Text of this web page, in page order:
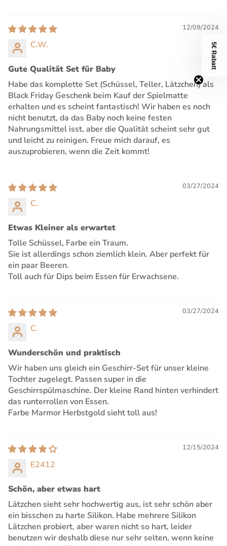
12/09/2024
C.W.
Gute Qualität Set für Baby
Habe das komplette Set (Schüssel, Teller, Lätzchen) als
Black Friday Geschenk beim Kauf der Spielmatte
erhalten und es scheint fantastisch! Wir haben es noch
nicht benutzt, da das Baby noch keine festen
Nahrungsmittel isst, aber die Qualität scheint sehr gut
und leicht zu reinigen. Freue mich darauf, es
auszuprobieren, wenn die Zeit kommt!
03/27/2024
C.
Etwas Kleiner als erwartet
Tolle Schüssel, Farbe ein Traum.
Sie ist allerdings schon ziemlich klein. Aber perfekt für
ein paar Beeren.
Toll auch für Dips beim Essen für Erwachsene.
03/27/2024
C.
Wunderschön und praktisch
Wir haben uns gleich ein Geschirr-Set für unser kleine
Tochter zugelegt. Passen super in die
Geschirrspülmaschine. Der kleine Rand hinten verhindert
das runterrollen von Essen.
Farbe Marmor Herbstgold sieht toll aus!
12/15/2024
E2412
Schön, aber etwas hart
Lätzchen sieht sehr hochwertig aus, ist sehr schön aber
ein bisschen zu harte Silikon. Habe mehrere Silikon
Lätzchen probiert, aber waren nicht so hart, leider
benutzen wir deshalb diese nur sehr selten, wenn keine
5€ Rabatt